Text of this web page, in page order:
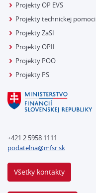
Projekty OP EVS
Projekty technickej pomoci
Projekty ZaSI
Projekty OPII
Projekty POO
Projekty PS
+421 2 5958 1111
podatelna@mfsr.sk
Všetky kontakty